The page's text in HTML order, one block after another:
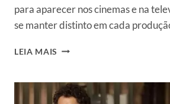
para aparecer nos cinemas e na
se manter distinto em cada
LEIA MAIS IRANDHIR
8
PRINCIPAIS